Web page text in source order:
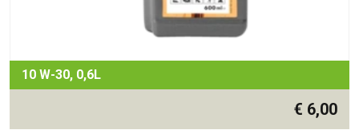
10 W-30, 0,6L
€ 6,00